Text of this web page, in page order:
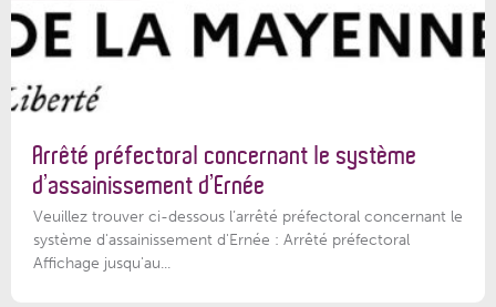
Arrêté préfectoral concernant le système
d’assainissement d’Ernée
Veuillez trouver ci-dessous l’arrêté préfectoral concernant le
système d'assainissement d'Ernée : Arrêté préfectoral
Affichage jusqu'au...